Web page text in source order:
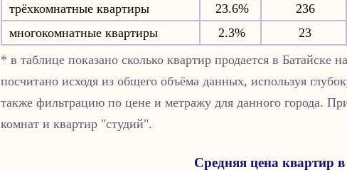
трёхкомнатные квартиры
23.6% 236
многокомнатные квартиры
2.3% 23
* в таблице показано сколько квартир продается в Батайске
посчитано исходя из общего объёма данных, используя
также фильтрацию по цене и метражу для данного города.
комнат и квартир "студий".
Средняя цена квартир в